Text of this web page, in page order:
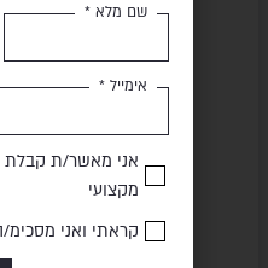
שם מלא *
אימייל *
אני מאשר/ת קבלת
מקצועי
קראתי ואני